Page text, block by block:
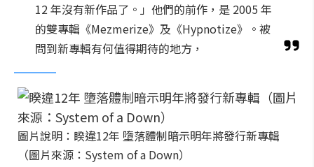
12 年沒有新作品了。」他們的前作，是 2005 年
的雙專輯《Mezmerize》及《Hypnotize》。被
問到新專輯有何值得期待的地方，
圖片說明：睽違12年 墮落體制暗示明年將發行新專輯
（圖片來源：System of a Down）